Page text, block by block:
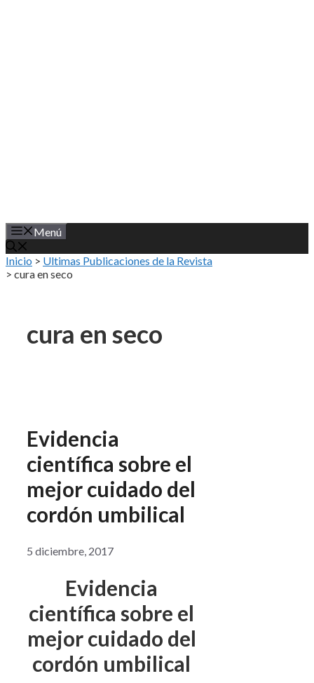
Menú
Inicio > Ultimas Publicaciones de la Revista
> cura en seco
cura en seco
Evidencia
científica sobre el
mejor cuidado del
cordón umbilical
5 diciembre, 2017
Evidencia
científica sobre el
mejor cuidado del
cordón umbilical